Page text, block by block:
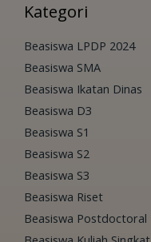
Kategori
Beasiswa LPDP 2024
Beasiswa SMA
Beasiswa Ikatan Dinas
Beasiswa D3
Beasiswa S1
Beasiswa S2
Beasiswa S3
Beasiswa Riset
Beasiswa Postdoctoral